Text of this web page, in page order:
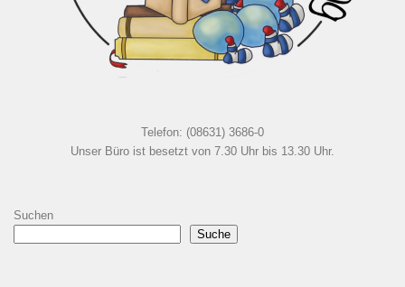
Telefon: (08631) 3686-0
Unser Büro ist besetzt von 7.30 Uhr bis 13.30 Uhr.
Suchen
Suche